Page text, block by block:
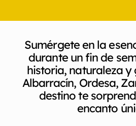
Sumérgete en la
durante un fin de
historia, naturaleza y
Albarracín, Ordesa,
destino te
encanto